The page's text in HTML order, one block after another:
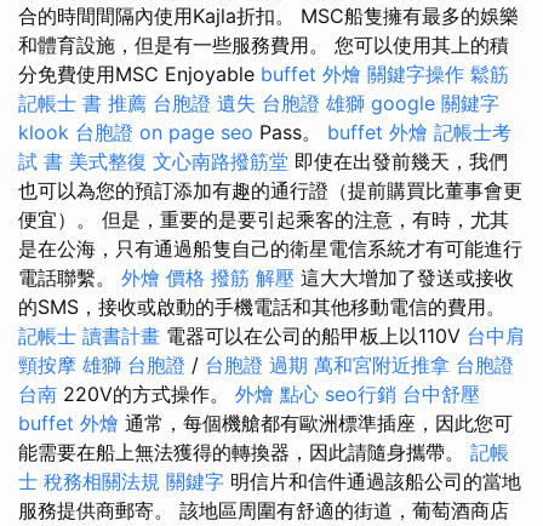
合的時間間隔內使用Kajla折扣。 MSC船隻擁有最多的娛樂
和體育設施，但是有一些服務費用。 您可以使用其上的積
分免費使用MSC Enjoyable buffet 外燴 關鍵字操作 鬆筋
記帳士 書 推薦 台胞證 遺失 台胞證 雄獅 google 關鍵字
klook 台胞證 on page seo Pass。 buffet 外燴 記帳士考
試 書 美式整復 文心南路撥筋堂 即使在出發前幾天，我們
也可以為您的預訂添加有趣的通行證（提前購買比董事會更
便宜）。 但是，重要的是要引起乘客的注意，有時，尤其
是在公海，只有通過船隻自己的衛星電信系統才有可能進行
電話聯繫。 外燴 價格 撥筋 解壓 這大大增加了發送或接收
的SMS，接收或啟動的手機電話和其他移動電信的費用。
記帳士 讀書計畫 電器可以在公司的船甲板上以110V 台中肩
頸按摩 雄獅 台胞證 / 台胞證 過期 萬和宮附近推拿 台胞證
台南 220V的方式操作。 外燴 點心 seo行銷 台中舒壓
buffet 外燴 通常，每個機艙都有歐洲標準插座，因此您可
能需要在船上無法獲得的轉換器，因此請隨身攜帶。 記帳
士 稅務相關法規 關鍵字 明信片和信件通過該船公司的當地
服務提供商郵寄。 該地區周圍有舒適的街道，葡萄酒商店